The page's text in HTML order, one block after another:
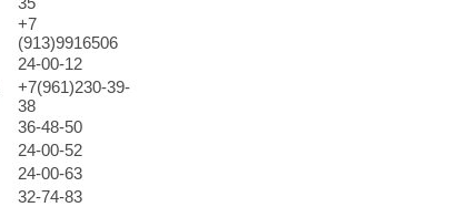
+7
(913)9916506
24-00-12
+7(961)230-39-
38
36-48-50
24-00-52
24-00-63
32-74-83